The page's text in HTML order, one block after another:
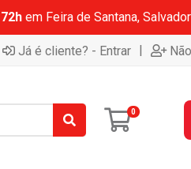
em Feira de Santana,
Já é cliente? - Entrar |
0